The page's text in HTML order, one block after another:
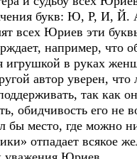
значения букв: Ю,
всех Юриев эти
например, что
игрушкой в руках
автор уверен,
так
обидчивость его
место, где можно
всякое